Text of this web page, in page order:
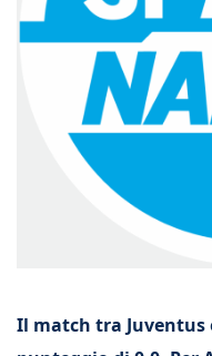
Il match tra Juventus